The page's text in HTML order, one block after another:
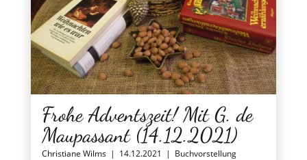
Frohe Adventszeit! Mit G. de
Maupassant (14.12.2021)
Christiane Wilms | 14.12.2021 | Buchvorstellung